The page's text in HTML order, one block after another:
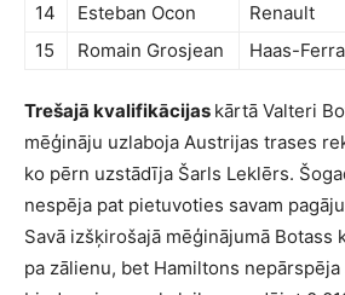
14
Esteban Ocon Renault
15
Romain Grosjean Haas-
Trešajā kvalifikācijas kārtā Valteri
mēģināju uzlaboja Austrijas trases
ko pērn uzstādīja Šarls Leklērs.
nespēja pat pietuvoties savam
Savā izšķirošajā mēģinājumā Botass
pa zālienu, bet Hamiltons nepārspēja